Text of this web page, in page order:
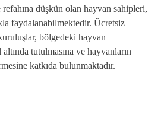
refahına düşkün olan hayvan sahipleri,
faydalanabilmektedir. Ücretsiz
bölgedeki hayvan
tutulmasına ve hayvanların
katkıda bulunmaktadır.